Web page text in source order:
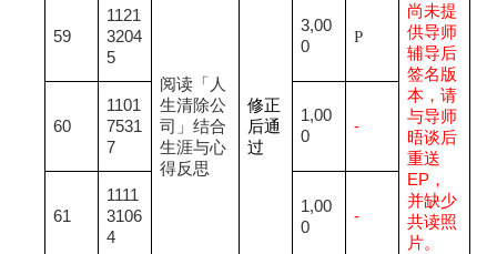
59
1121
3204
5
阅读「人
生清除公
司」结合
生涯与心
得反思
修正
后通
过
3,00
0
P
尚未提
供导师
辅导后
签名版
本，请
与导师
晤谈后
重送
EP，
并缺少
共读照
片。
60
1101
7531
7
1,00
0
-
61
1111
3106
4
1,00
0
-